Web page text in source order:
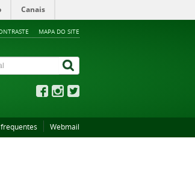
Canais
MAPA DO SITE
Webmail